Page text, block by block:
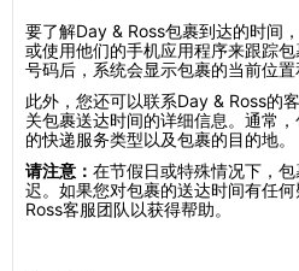
要了解Day & Ross包裹到达的时间
或使用他们的手机应用程序来跟踪
号码后，系统会显示包裹的当前位置
此外，您还可以联系Day & Ross的
关包裹送达时间的详细信息。通常
的快递服务类型以及包裹的目的地。
请注意： 在节假日或特殊情况下，
迟。如果您对包裹的送达时间有任
Ross客服团队以获得帮助。